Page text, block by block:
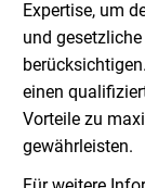
Expertise, um
und
einen
Vorteile zu
gewährleisten.